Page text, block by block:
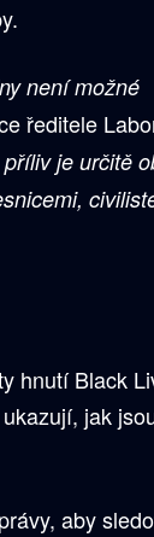
není možné
ředitele
příliv je určitě
hnutí Black
jak
aby